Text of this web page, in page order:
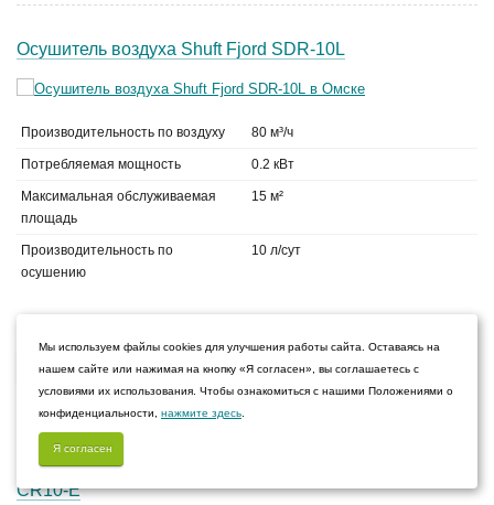
Осушитель воздуха Shuft Fjord SDR-10L
Производительность по воздуху 80 м³/ч
Потребляемая мощность 0.2 кВт
Максимальная обслуживаемая
площадь
15 м²
Производительность по
осушению
10 л/сут
В корзину
На складе
Осушитель воздуха Royal Clima CARISMA Studio RD-
CR10-E
Мы используем файлы cookies для улучшения работы сайта. Оставаясь на
нашем сайте или нажимая на кнопку «Я согласен», вы соглашаетесь с
условиями их использования. Чтобы ознакомиться с нашими Положениями о
конфиденциальности, нажмите здесь
Я согласен